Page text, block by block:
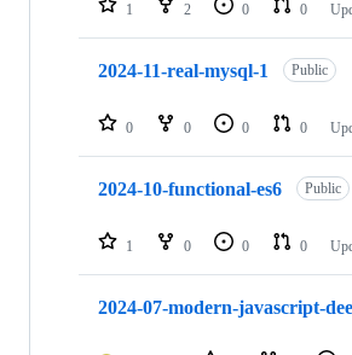
1 2 0 0
2024-11-real-mysql-1 Public
0 0 0 0
2024-10-functional-es6 Public
1 0 0 0
2024-07-modern-javascript-